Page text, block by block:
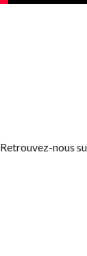
Retrouvez-nous